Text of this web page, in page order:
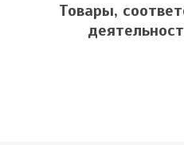
Товары,